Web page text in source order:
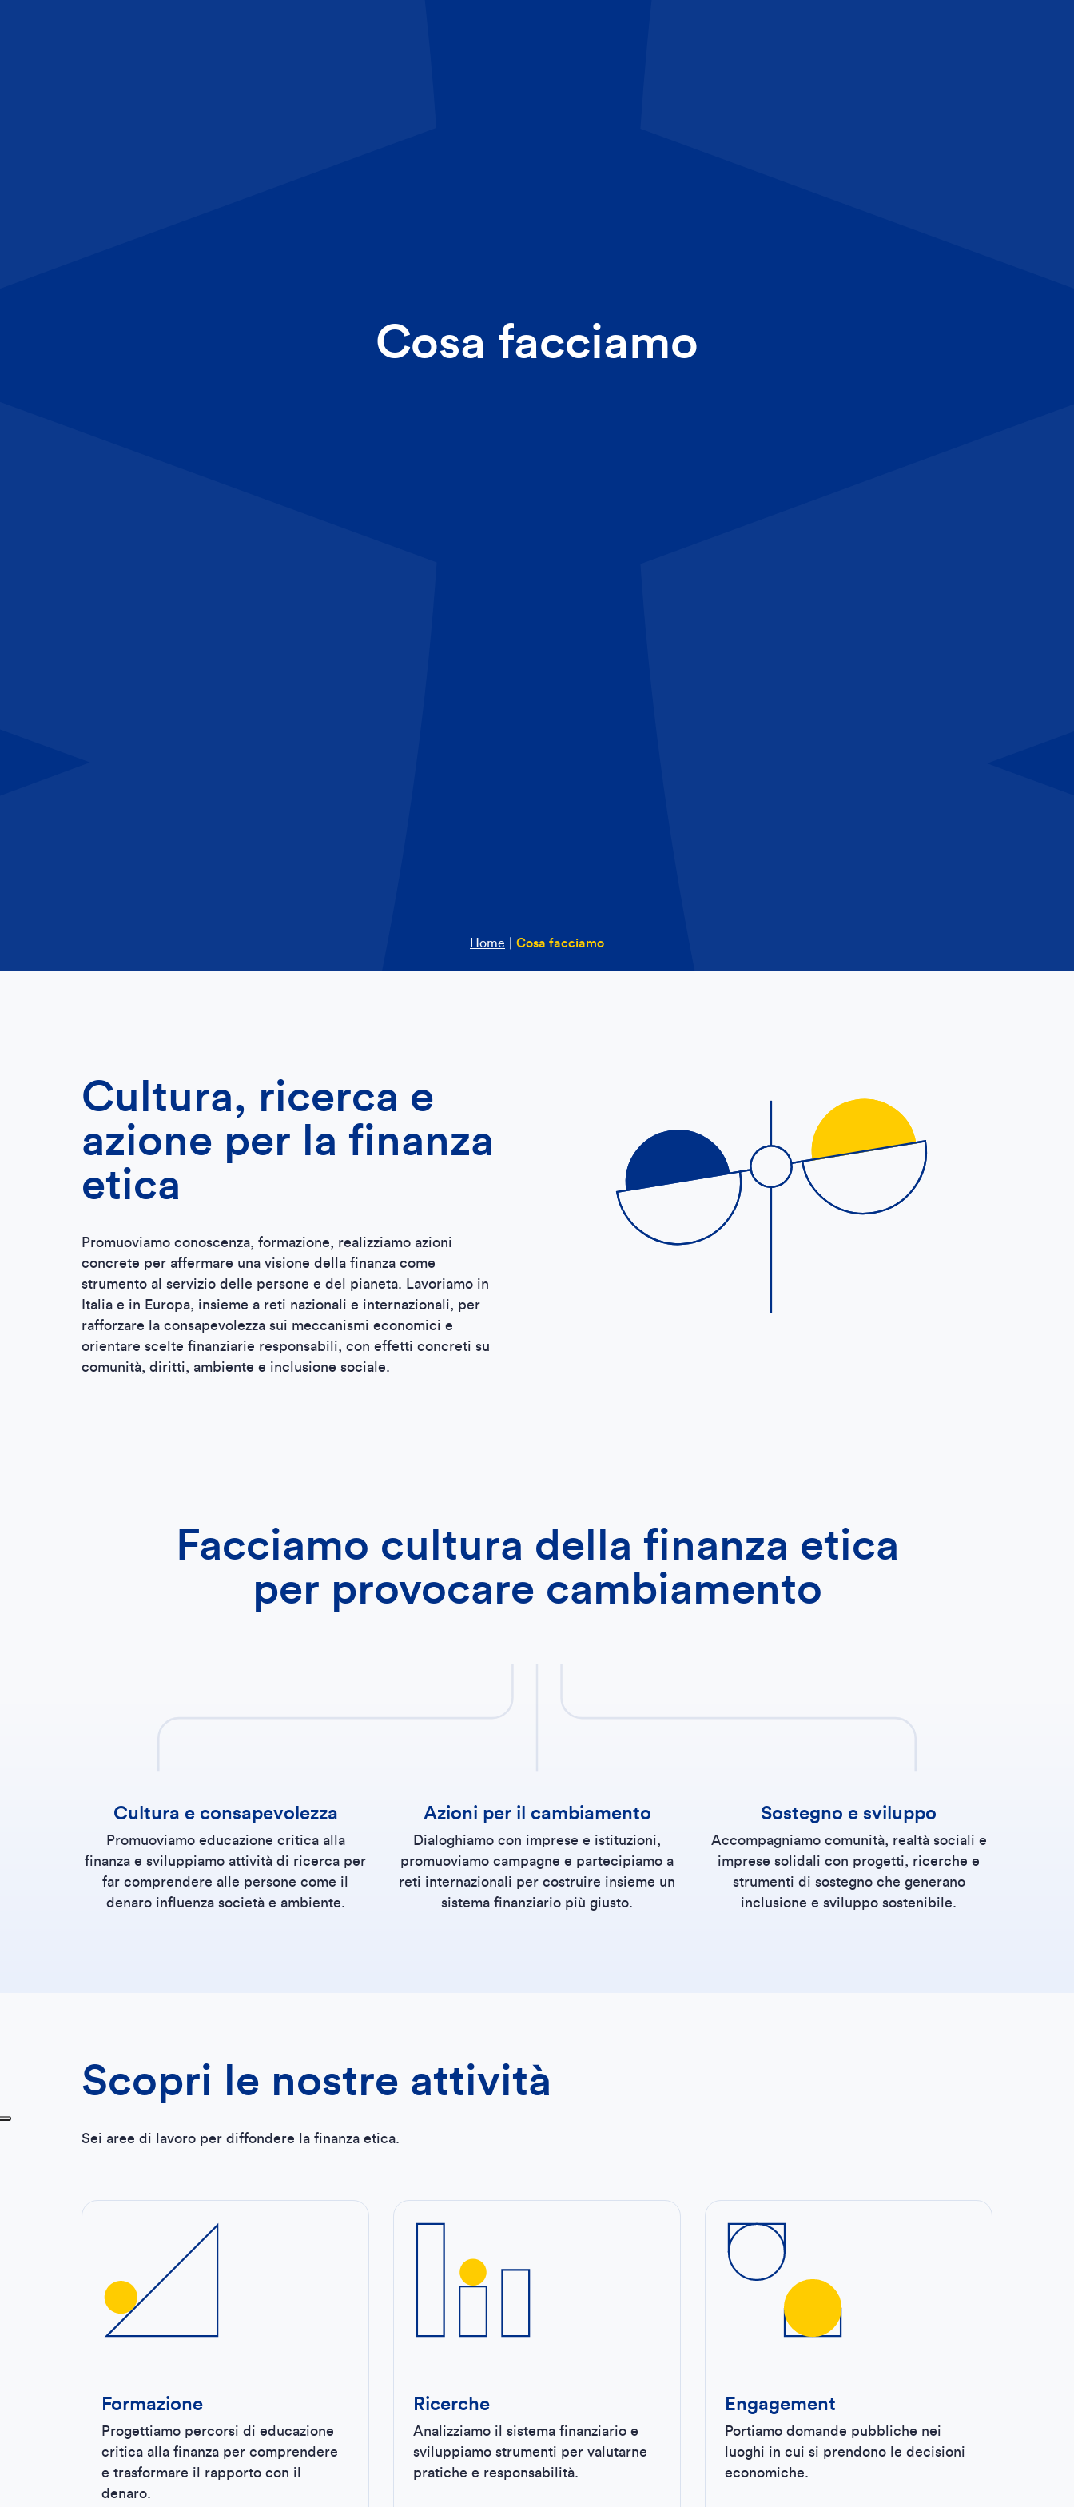
Cosa facciamo
Home Cosa facciamo
Cultura, ricerca e
azione per la finanza
etica
Promuoviamo conoscenza, formazione, realizziamo azioni
concrete per affermare una visione della finanza come
strumento al servizio delle persone e del pianeta. Lavoriamo in
Italia e in Europa, insieme a reti nazionali e internazionali, per
rafforzare la consapevolezza sui meccanismi economici e
orientare scelte finanziarie responsabili, con effetti concreti su
comunità, diritti, ambiente e inclusione sociale.
Facciamo cultura della finanza etica
per provocare cambiamento
Cultura e consapevolezza
Promuoviamo educazione critica alla
finanza e sviluppiamo attività di ricerca per
far comprendere alle persone come il
denaro influenza società e ambiente.
Azioni per il cambiamento
Dialoghiamo con imprese e istituzioni,
promuoviamo campagne e partecipiamo a
reti internazionali per costruire insieme un
sistema finanziario più giusto.
Sostegno e sviluppo
Accompagniamo comunità, realtà sociali e
imprese solidali con progetti, ricerche e
strumenti di sostegno che generano
inclusione e sviluppo sostenibile.
Scopri le nostre attività
Sei aree di lavoro per diffondere la finanza etica.
Formazione
Progettiamo percorsi di educazione
critica alla finanza per comprendere
e trasformare il rapporto con il
denaro.
Ricerche
Analizziamo il sistema finanziario e
sviluppiamo strumenti per valutarne
pratiche e responsabilità.
Engagement
Portiamo domande pubbliche nei
luoghi in cui si prendono le decisioni
economiche.